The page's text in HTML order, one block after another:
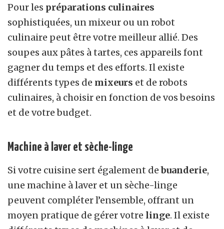
Pour les préparations culinaires
sophistiquées, un mixeur ou un robot
culinaire peut être votre meilleur allié. Des
soupes aux pâtes à tartes, ces appareils font
gagner du temps et des efforts. Il existe
différents types de mixeurs et de robots
culinaires, à choisir en fonction de vos besoins
et de votre budget.
Machine à laver et sèche-linge
Si votre cuisine sert également debuanderie,
une machine à laver et un sèche-linge
peuvent compléter l’ensemble, offrant un
moyen pratique de gérer votre linge. Il existe